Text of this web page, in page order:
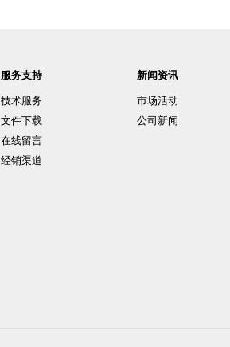
服务支持
技术服务
文件下载
在线留言
经销渠道
新闻资讯
市场活动
公司新闻